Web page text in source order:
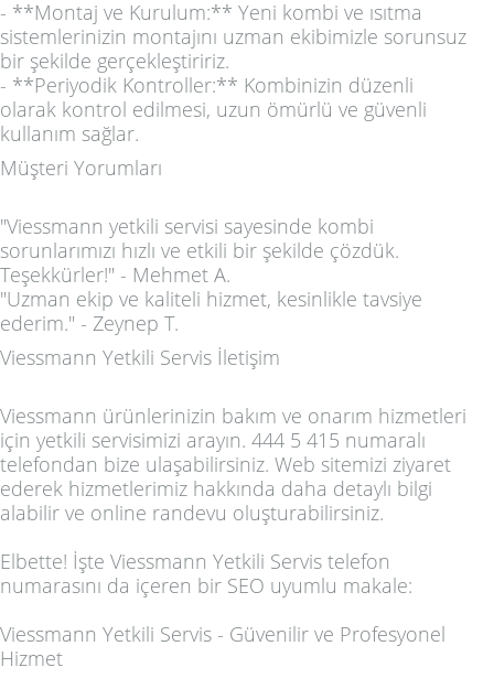
- **Montaj ve Kurulum:** Yeni kombi ve ısıtma
sistemlerinizin montajını uzman ekibimizle sorunsuz
bir şekilde gerçekleştiririz.
- **Periyodik Kontroller:** Kombinizin düzenli
olarak kontrol edilmesi, uzun ömürlü ve güvenli
kullanım sağlar.
Müşteri Yorumları
"Viessmann yetkili servisi sayesinde kombi
sorunlarımızı hızlı ve etkili bir şekilde çözdük.
Teşekkürler!" - Mehmet A.
"Uzman ekip ve kaliteli hizmet, kesinlikle tavsiye
ederim." - Zeynep T.
Viessmann Yetkili Servis İletişim
Viessmann ürünlerinizin bakım ve onarım hizmetleri
için yetkili servisimizi arayın. 444 5 415 numaralı
telefondan bize ulaşabilirsiniz. Web sitemizi ziyaret
ederek hizmetlerimiz hakkında daha detaylı bilgi
alabilir ve online randevu oluşturabilirsiniz.
Elbette! İşte Viessmann Yetkili Servis telefon
numarasını da içeren bir SEO uyumlu makale:
Viessmann Yetkili Servis - Güvenilir ve Profesyonel
Hizmet